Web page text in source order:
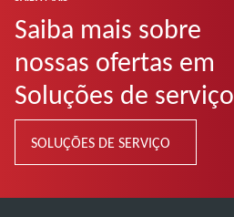
Saiba mais sobre
nossas ofertas em
Soluções de serviço
SOLUÇÕES DE SERVIÇO